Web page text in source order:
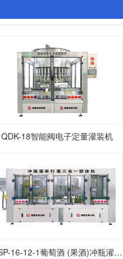
QDK-18智能阀电子定量灌装机
QSP-16-12-1葡萄酒 (果酒)冲瓶灌装打塞联体机